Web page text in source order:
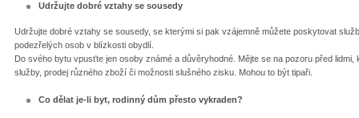
Udržujte dobré vztahy se sousedy
Udržujte dobré vztahy se sousedy, se kterými si pak vzájemně můžete poskytovat
podezřelých osob v blízkosti obydlí.
Do svého bytu vpusťte jen osoby známé a důvěryhodné. Mějte se na pozoru před
služby, prodej různého zboží či možnosti slušného zisku. Mohou to být tipaři.
Co dělat je-li byt, rodinný dům přesto vykraden?